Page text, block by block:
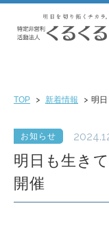
TOP 新着情報 明
お知らせ
明日も生き
開催